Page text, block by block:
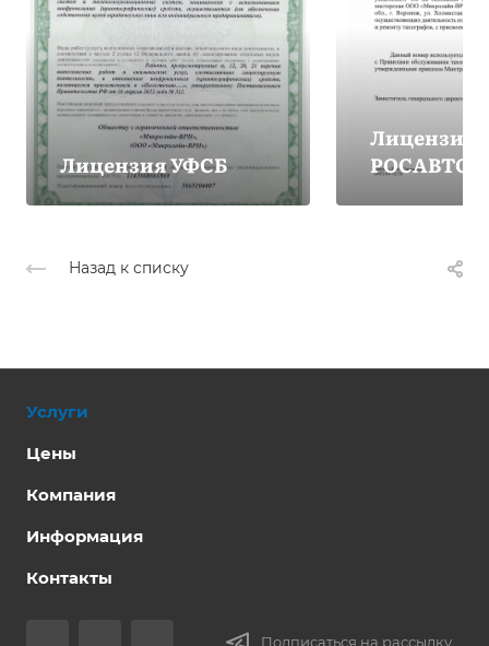
Лицензия УФСБ
Лицензия
Назад к списку
Услуги
Цены
Компания
Информация
Контакты
Подписаться на рассылку